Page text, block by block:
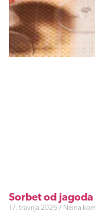
Sorbet od jagoda
17. travnja 2026 Nema